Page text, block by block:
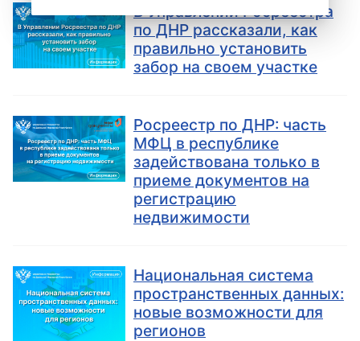
В Управлении Росреестра
по ДНР рассказали, как
правильно установить
забор на своем участке
Росреестр по ДНР: часть
МФЦ в республике
задействована только в
приеме документов на
регистрацию
недвижимости
Национальная система
пространственных данных:
новые возможности для
регионов